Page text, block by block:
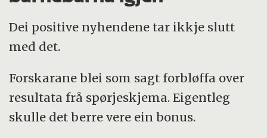
Dei positive nyhendene tar ikkje slutt
med det.
Forskarane blei som sagt forbløffa over
resultata frå spørjeskjema. Eigentleg
skulle det berre vere ein bonus.